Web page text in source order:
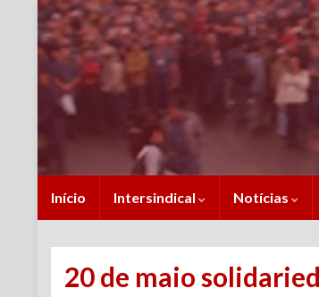
Início Intersindical Notícias
20 de maio